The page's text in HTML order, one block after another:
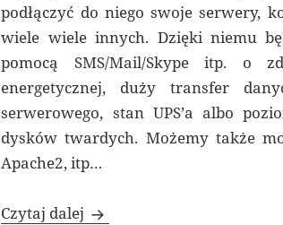
podłączyć do niego swoje serwery,
wiele wiele innych. Dzięki niemu
pomocą SMS/Mail/Skype itp. o
energetycznej, duży transfer
serwerowego, stan UPS’a albo
dysków twardych. Możemy także
Apache2, itp…
Czytaj dalej Zabbix – Server Instalacja –